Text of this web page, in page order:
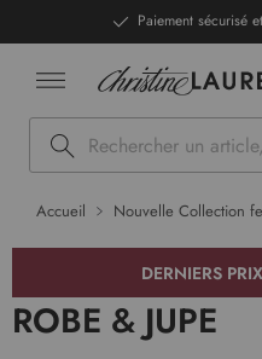
DERNIERS
Rechercher
Accueil Nouvelle Collection
DERNIERS
ROBE & JUPE